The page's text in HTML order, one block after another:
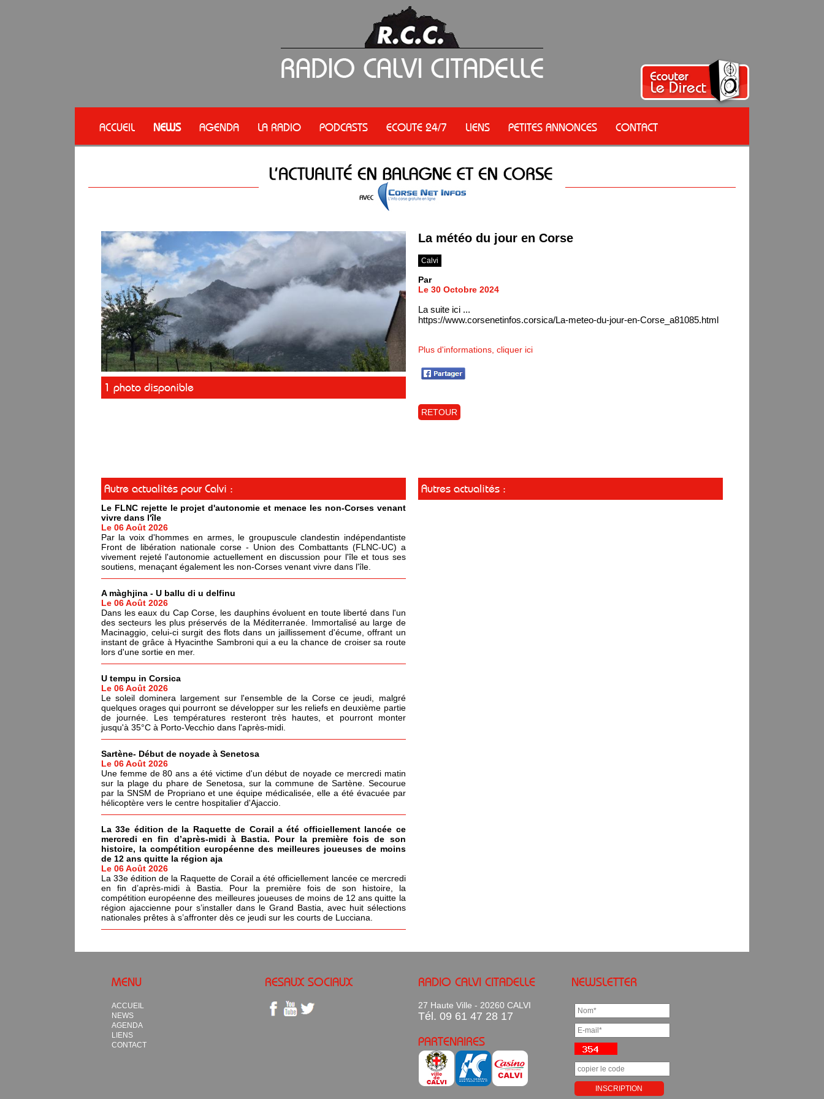
ACCUEIL NEWS AGENDA LA RADIO PODCASTS ECOUTE 24/7 LIENS PETITES ANNONCES CONTACT
1 photo disponible
La météo du jour en Corse
Calvi
Par
Le 30 Octobre 2024
La suite ici ...
https://www.corsenetinfos.corsica/La-meteo-du-jour-en-Corse_a81085.html
Plus d'informations, cliquer ici
RETOUR
Autre actualités pour Calvi :
Le FLNC rejette le projet d'autonomie et menace les non-Corses venant
vivre dans l'île
Le 06 Août 2026
Par la voix d'hommes en armes, le groupuscule clandestin indépendantiste
Front de libération nationale corse - Union des Combattants (FLNC-UC) a
vivement rejeté l'autonomie actuellement en discussion pour l'île et tous ses
soutiens, menaçant également les non-Corses venant vivre dans l'île.
A màghjina - U ballu di u delfinu
Le 06 Août 2026
Dans les eaux du Cap Corse, les dauphins évoluent en toute liberté dans l'un
des secteurs les plus préservés de la Méditerranée. Immortalisé au large de
Macinaggio, celui-ci surgit des flots dans un jaillissement d'écume, offrant un
instant de grâce à Hyacinthe Sambroni qui a eu la chance de croiser sa route
lors d'une sortie en mer.
U tempu in Corsica
Le 06 Août 2026
Le soleil dominera largement sur l'ensemble de la Corse ce jeudi, malgré
quelques orages qui pourront se développer sur les reliefs en deuxième partie
de journée. Les températures resteront très hautes, et pourront monter
jusqu'à 35°C à Porto-Vecchio dans l'après-midi.
Sartène- Début de noyade à Senetosa
Le 06 Août 2026
Une femme de 80 ans a été victime d'un début de noyade ce mercredi matin
sur la plage du phare de Senetosa, sur la commune de Sartène. Secourue
par la SNSM de Propriano et une équipe médicalisée, elle a été évacuée par
hélicoptère vers le centre hospitalier d'Ajaccio.
La 33e édition de la Raquette de Corail a été officiellement lancée ce
mercredi en fin d’après-midi à Bastia. Pour la première fois de son
histoire, la compétition européenne des meilleures joueuses de moins
de 12 ans quitte la région aja
Le 06 Août 2026
La 33e édition de la Raquette de Corail a été officiellement lancée ce mercredi
en fin d’après-midi à Bastia. Pour la première fois de son histoire, la
compétition européenne des meilleures joueuses de moins de 12 ans quitte la
région ajaccienne pour s’installer dans le Grand Bastia, avec huit sélections
nationales prêtes à s’affronter dès ce jeudi sur les courts de Lucciana.
Autres actualités :
MENU
ACCUEIL
NEWS
AGENDA
LIENS
CONTACT
RESAUX SOCIAUX RADIO CALVI CITADELLE
27 Haute Ville - 20260 CALVI
Tél. 09 61 47 28 17
PARTENAIRES
NEWSLETTER